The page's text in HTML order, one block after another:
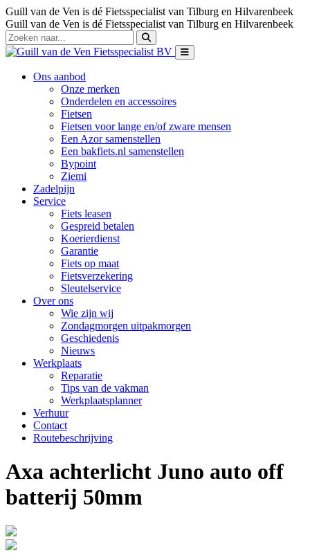
Guill van de Ven is dé Fietsspecialist van Tilburg en Hilvarenbeek
Guill van de Ven is dé Fietsspecialist van Tilburg en Hilvarenbeek
Ons aanbod
Onze merken
Onderdelen en accessoires
Fietsen
Fietsen voor lange en/of zware mensen
Een Azor samenstellen
Een bakfiets.nl samenstellen
Bypoint
Ziemi
Zadelpijn
Service
Fiets leasen
Gespreid betalen
Koerierdienst
Garantie
Fiets op maat
Fietsverzekering
Sleutelservice
Over ons
Wie zijn wij
Zondagmorgen uitpakmorgen
Geschiedenis
Nieuws
Werkplaats
Reparatie
Tips van de vakman
Werkplaatsplanner
Verhuur
Contact
Routebeschrijving
Axa achterlicht Juno auto off
batterij 50mm